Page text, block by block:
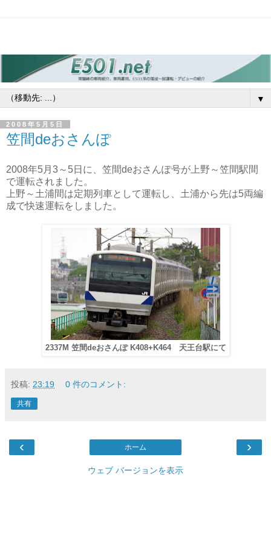
▼
2008年5月5日
笠間deおさんぽ
2008年5月3～5日に、笠間deおさんぽ号が上野～笠間駅間
で運転されました。
上野～土浦間は定期列車として運転し、土浦から先は5両編
成で快速運転をしました。
2337M 笠間deおさんぽ K408+K464 天王台駅にて
投稿: 23:19 0 件のコメント:
共有
‹ ›
ホーム
ウェブ バージョンを表示